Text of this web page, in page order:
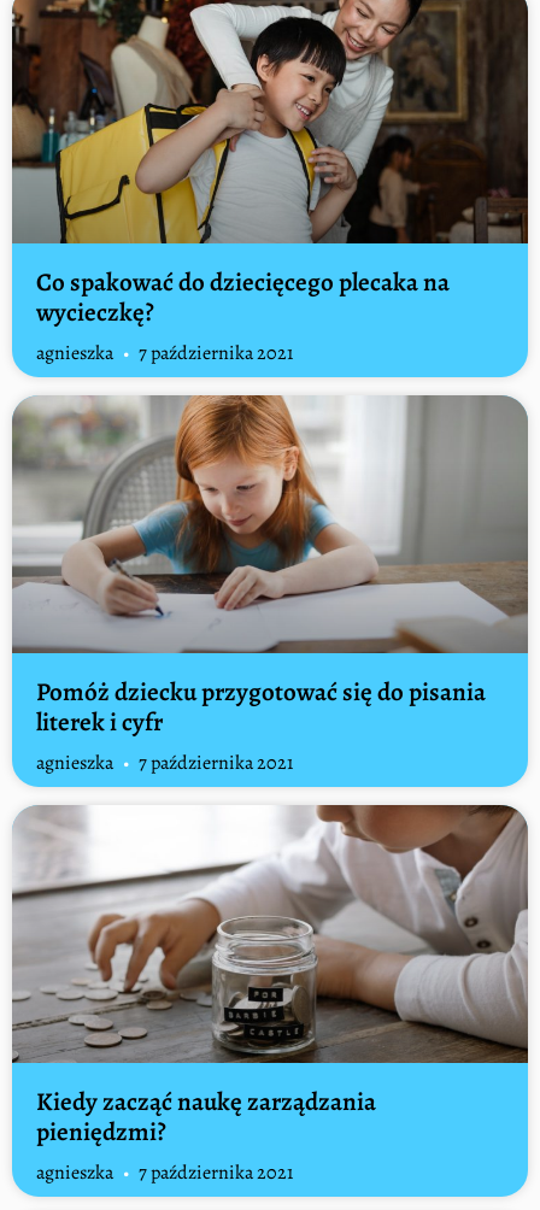
Co spakować do dziecięcego plecaka na
wycieczkę?
agnieszka 7 października 2021
Pomóż dziecku przygotować się do pisania
literek i cyfr
agnieszka 7 października 2021
Kiedy zacząć naukę zarządzania
pieniędzmi?
agnieszka 7 października 2021